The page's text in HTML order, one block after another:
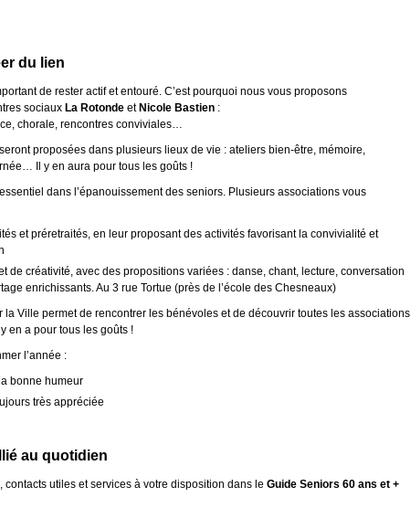
du lien
de rester actif et entouré. C’est pourquoi nous vous proposons
sociaux La Rotonde etNicole Bastien :
chorale, rencontres conviviales…
seront proposées dans plusieurs lieux de vie : ateliers bien-être, mémoire,
Il y en aura pour tous les goûts !
dans l’épanouissement des seniors. Plusieurs associations vous
et préretraités, en leur proposant des activités favorisant la convivialité et
de créativité, avec des propositions variées : danse, chant, lecture, conversation
enrichissants. Au 3 rue Tortue (près de l’école des Chesneaux)
la Ville permet de rencontrer les bénévoles et de découvrir toutes les associations
en a pour tous les goûts !
l’année :
bonne humeur
très appréciée
au quotidien
utiles et services à votre disposition dans le Guide Seniors 60 ans et +